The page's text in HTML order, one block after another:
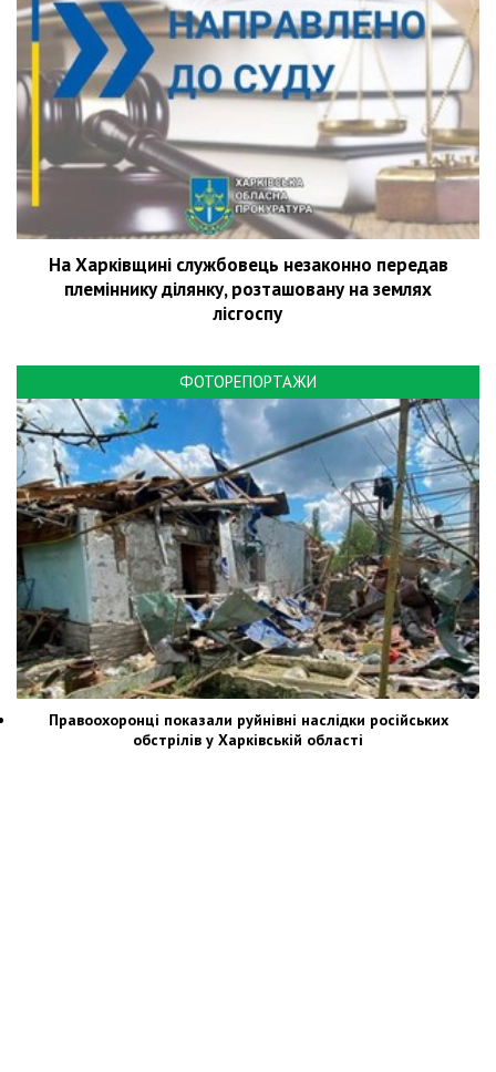
На Харківщині службовець незаконно передав
племіннику ділянку, розташовану на землях
лісгоспу
ФОТОРЕПОРТАЖИ
Правоохоронці показали руйнівні наслідки російських
обстрілів у Харківській області